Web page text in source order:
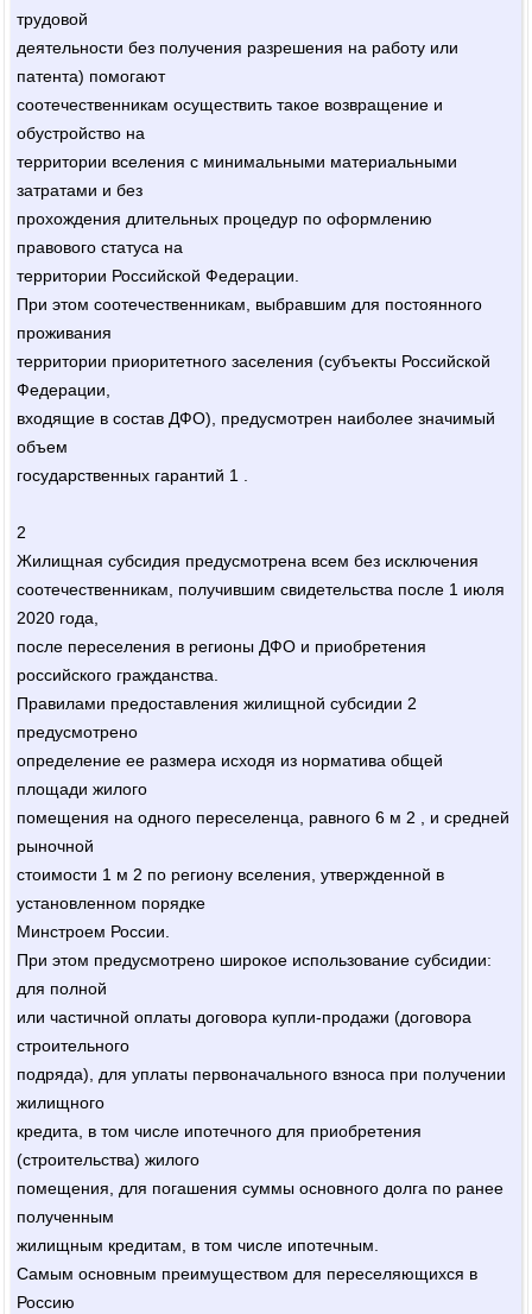
трудовой
деятельности без получения разрешения на работу или
патента) помогают
соотечественникам осуществить такое возвращение и
обустройство на
территории вселения с минимальными материальными
затратами и без
прохождения длительных процедур по оформлению
правового статуса на
территории Российской Федерации.
При этом соотечественникам, выбравшим для постоянного
проживания
территории приоритетного заселения (субъекты Российской
Федерации,
входящие в состав ДФО), предусмотрен наиболее значимый
объем
государственных гарантий 1 .
2
Жилищная субсидия предусмотрена всем без исключения
соотечественникам, получившим свидетельства после 1 июля
2020 года,
после переселения в регионы ДФО и приобретения
российского гражданства.
Правилами предоставления жилищной субсидии 2
предусмотрено
определение ее размера исходя из норматива общей
площади жилого
помещения на одного переселенца, равного 6 м 2 , и средней
рыночной
стоимости 1 м 2 по региону вселения, утвержденной в
установленном порядке
Минстроем России.
При этом предусмотрено широкое использование субсидии:
для полной
или частичной оплаты договора купли-продажи (договора
строительного
подряда), для уплаты первоначального взноса при получении
жилищного
кредита, в том числе ипотечного для приобретения
(строительства) жилого
помещения, для погашения суммы основного долга по ранее
полученным
жилищным кредитам, в том числе ипотечным.
Самым основным преимуществом для переселяющихся в
Россию